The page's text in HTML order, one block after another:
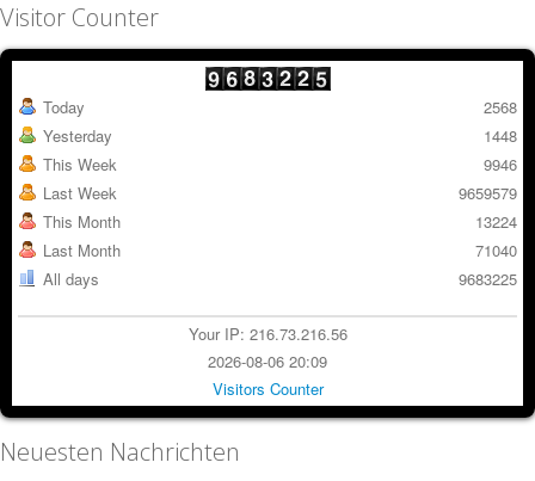
Visitor Counter
Today
Yesterday
This Week
Last Week
This Month
Last Month
All days
2568
1448
9946
9659579
13224
71040
9683225
Your IP: 216.73.216.56
2026-08-06 20:09
Visitors Counter
Neuesten Nachrichten